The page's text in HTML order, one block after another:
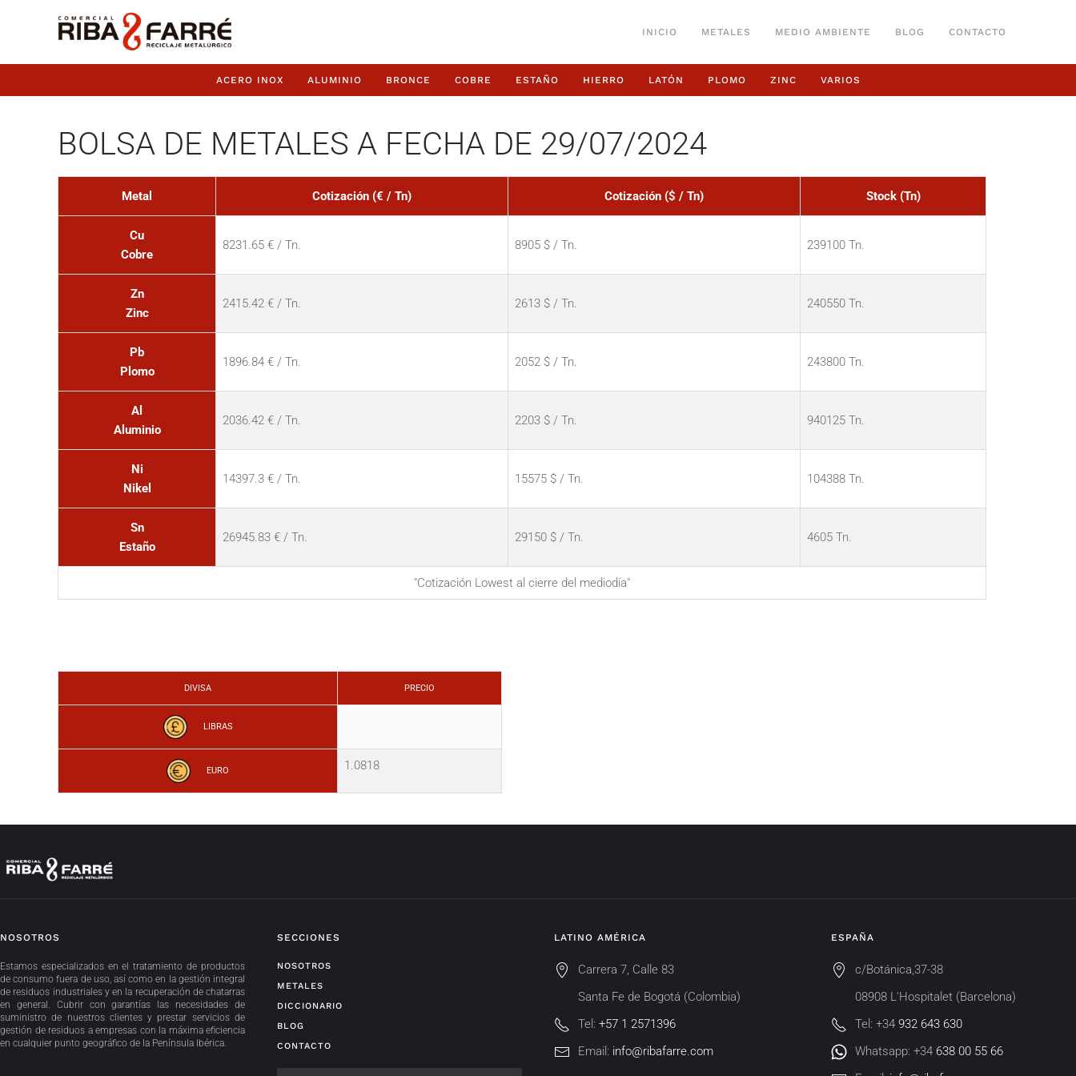
INICIO METALES MEDIO AMBIENTE BLOG CONTACTO
ACERO INOX ALUMINIO BRONCE COBRE ESTAÑO HIERRO LATÓN PLOMO ZINC VARIOS
BOLSA DE METALES A FECHA DE 29/07/2024
Metal Cotización (€ / Tn) Cotización ($ / Tn) Stock (Tn)
Cu
Cobre
8231.65 € / Tn. 8905 $ / Tn. 239100 Tn.
Zn
Zinc
2415.42 € / Tn. 2613 $ / Tn. 240550 Tn.
Pb
Plomo
1896.84 € / Tn. 2052 $ / Tn. 243800 Tn.
Al
Aluminio
2036.42 € / Tn. 2203 $ / Tn. 940125 Tn.
Ni
Nikel
14397.3 € / Tn. 15575 $ / Tn. 104388 Tn.
Sn
Estaño
26945.83 € / Tn. 29150 $ / Tn. 4605 Tn.
"Cotización Lowest al cierre del mediodía"
DIVISA PRECIO
LIBRAS
EURO 1.0818
NOSOTROS
Estamos especializados en el tratamiento de productos
de consumo fuera de uso, así como en la gestión integral
de residuos industriales y en la recuperación de chatarras
en general. Cubrir con garantías las necesidades de
suministro de nuestros clientes y prestar servicios de
gestión de residuos a empresas con la máxima eficiencia
en cualquier punto geográfico de la Península Ibérica.
SECCIONES
NOSOTROS
METALES
DICCIONARIO
BLOG
CONTACTO
LATINO AMÉRICA
Carrera 7, Calle 83
Santa Fe de Bogotá (Colombia)
Tel: +57 1 2571396
Email: info@ribafarre.com
ESPAÑA
c/Botánica,37-38
08908 L'Hospitalet (Barcelona)
Tel: +34 932 643 630
Whatsapp: +34 638 00 55 66